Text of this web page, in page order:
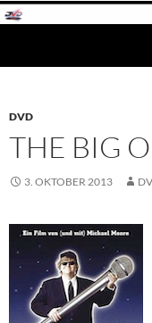
Zum
DVD
THE BIG
3. OKTOBER 2013